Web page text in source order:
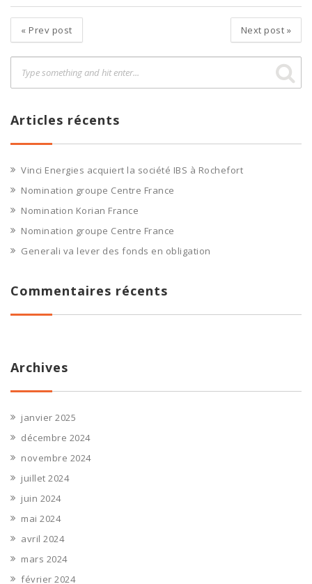
« Prev post Next post »
Articles récents
Vinci Energies acquiert la société IBS à Rochefort
Nomination groupe Centre France
Nomination Korian France
Nomination groupe Centre France
Generali va lever des fonds en obligation
Commentaires récents
Archives
janvier 2025
décembre 2024
novembre 2024
juillet 2024
juin 2024
mai 2024
avril 2024
mars 2024
février 2024